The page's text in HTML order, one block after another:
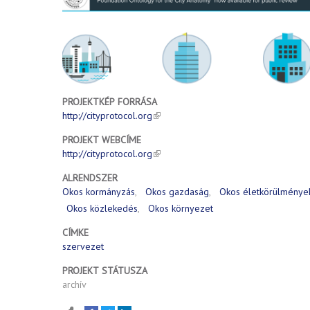
PROJEKTKÉP FORRÁSA
http://cityprotocol.org
PROJEKT WEBCÍME
http://cityprotocol.org
ALRENDSZER
Okos kormányzás
Okos gazdaság Okos
Okos közlekedés
Okos környezet
CÍMKE
szervezet
PROJEKT STÁTUSZA
archív